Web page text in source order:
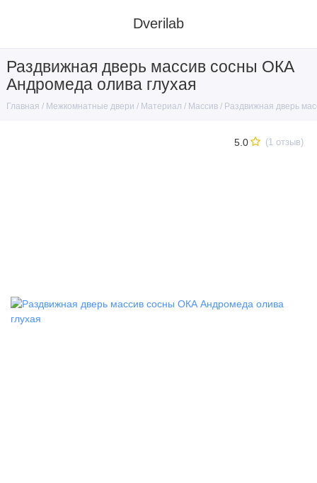
Dverilab
Раздвижная дверь массив сосны ОКА
Андромеда олива глухая
Главная Межкомнатные двери Материал Массив Раздвижная дверь
5.0 (1 отзыв)